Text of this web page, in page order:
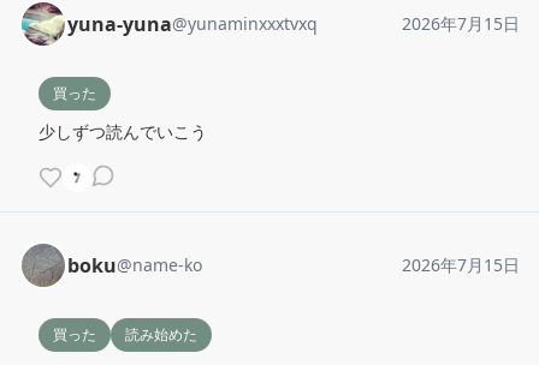
yuna-yuna@yunaminxxxtvxq 2026年7月15日
買った
少しずつ読んでいこう
boku@name-ko 2026年7月15日
買った 読み始めた